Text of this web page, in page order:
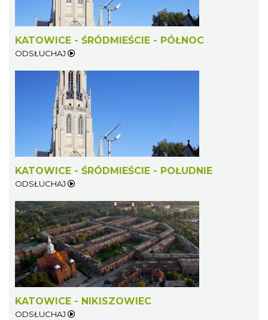
KATOWICE - ŚRÓDMIEŚCIE - PÓŁNOC
ODSŁUCHAJ
KATOWICE - ŚRÓDMIEŚCIE - POŁUDNIE
ODSŁUCHAJ
KATOWICE - NIKISZOWIEC
ODSŁUCHAJ